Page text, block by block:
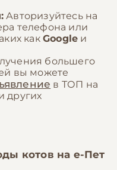
Авторизуйтесь на
телефона или
как Google и
большего
вы можете
в ТОП на
других
котов на е-Пет